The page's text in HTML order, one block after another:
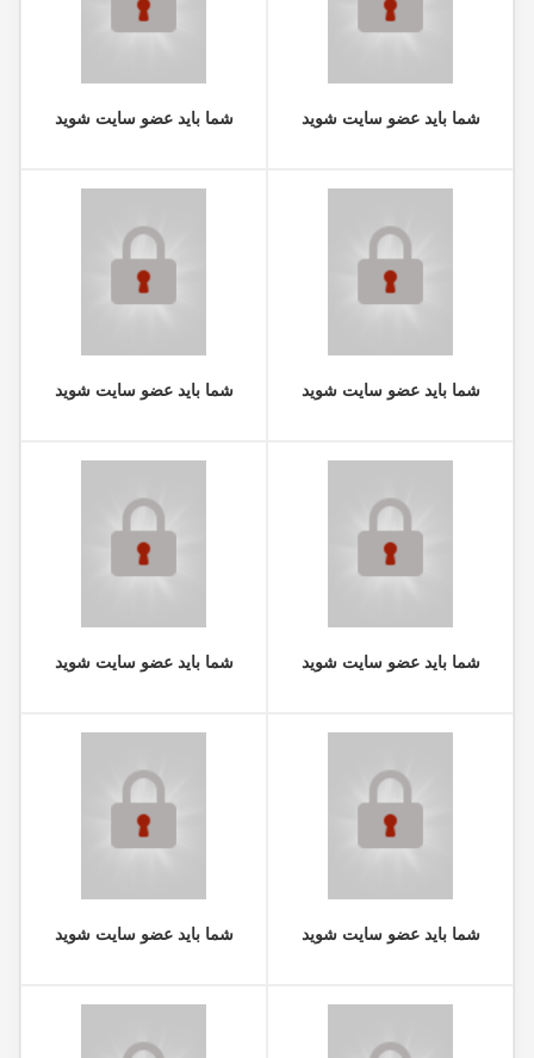
شما باید عضو سایت شوید شما باید عضو سایت شوید
شما باید عضو سایت شوید شما باید عضو سایت شوید
شما باید عضو سایت شوید شما باید عضو سایت شوید
شما باید عضو سایت شوید شما باید عضو سایت شوید